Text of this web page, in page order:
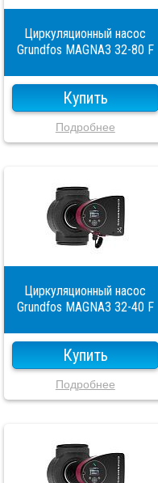
Циркуляционный насос
Grundfos MAGNA3 32-80 F
Купить
Подробнее
Циркуляционный насос
Grundfos MAGNA3 32-40 F
Купить
Подробнее